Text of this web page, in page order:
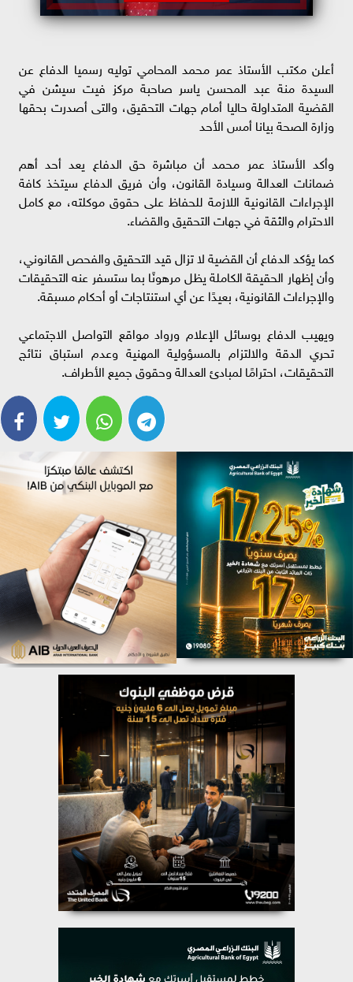
أعلن مكتب الأستاذ عمر محمد المحامي توليه رسميا الدفاع عن
السيدة منة عبد المحسن ياسر صاحبة مركز فيت سيشن في
القضية المتداولة حاليا أمام جهات التحقيق، والتى أصدرت بحقها
وزارة الصحة بيانا أمس الأحد
وأكد الأستاذ عمر محمد أن مباشرة حق الدفاع يعد أحد أهم
ضمانات العدالة وسيادة القانون، وأن فريق الدفاع سيتخذ كافة
الإجراءات القانونية اللازمة للحفاظ على حقوق موكلته، مع كامل
الاحترام والثقة في جهات التحقيق والقضاء.
كما يؤكد الدفاع أن القضية لا تزال قيد التحقيق والفحص القانوني،
وأن إظهار الحقيقة الكاملة يظل مرهونًا بما ستسفر عنه التحقيقات
والإجراءات القانونية، بعيدًا عن أي استنتاجات أو أحكام مسبقة.
ويهيب الدفاع بوسائل الإعلام ورواد مواقع التواصل الاجتماعي
تحري الدقة والالتزام بالمسؤولية المهنية وعدم استباق نتائج
التحقيقات، احترامًا لمبادئ العدالة وحقوق جميع الأطراف.